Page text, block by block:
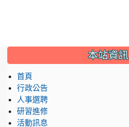
::: 本站資訊
首頁
行政公告
人事選聘
研習進修
活動訊息